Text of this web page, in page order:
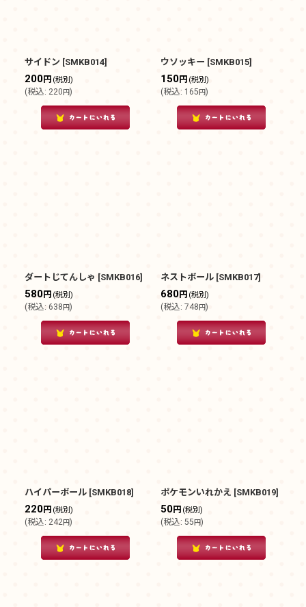
サイドン [SMKB014]
200円 (税別)
(税込: 220円)
ウソッキー [SMKB015]
150円 (税別)
(税込: 165円)
ダートじてんしゃ [SMKB016]
580円 (税別)
(税込: 638円)
ネストボール [SMKB017]
680円 (税別)
(税込: 748円)
ハイパーボール [SMKB018]
220円 (税別)
(税込: 242円)
ポケモンいれかえ [SMKB019]
50円 (税別)
(税込: 55円)